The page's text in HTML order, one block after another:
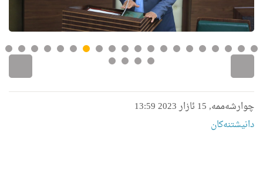
چوارشەممە, 15 ئازار 2023 13:59
دانیشتنه‌کان